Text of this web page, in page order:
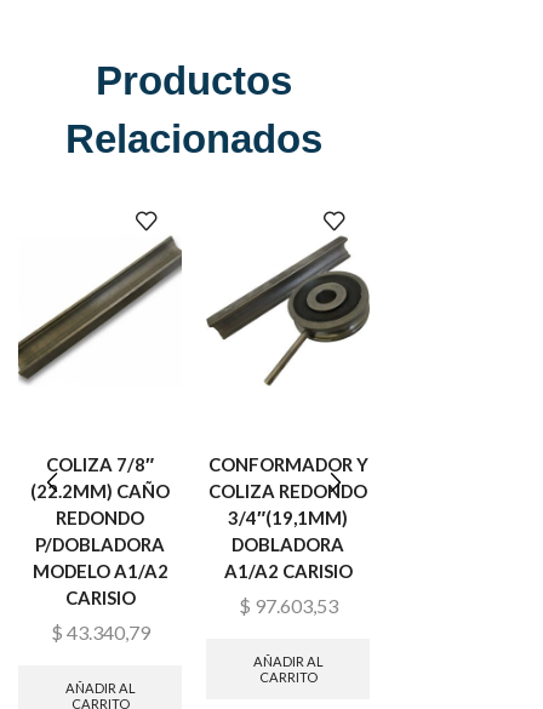
Productos
Relacionados
COLIZA 7/8″
(22.2MM) CAÑO
REDONDO
P/DOBLADORA
MODELO A1/A2
CARISIO
$ 43.340,79
AÑADIR AL
CARRITO
CONFORMADOR Y
COLIZA REDONDO
3/4″(19,1MM)
DOBLADORA
A1/A2 CARISIO
$ 97.603,53
AÑADIR AL
CARRITO